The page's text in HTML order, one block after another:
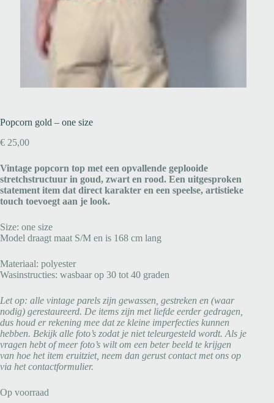
Popcorn gold – one size
€ 25,00
Vintage popcorn top met een opvallende geplooide
stretchstructuur in goud, zwart en rood. Een uitgesproken
statement item dat direct karakter en een speelse, artistieke
touch toevoegt aan je look.
Size: one size
Model draagt maat S/M en is 168 cm lang
Materiaal: polyester
Wasinstructies: wasbaar op 30 tot 40 graden
Let op: alle vintage parels zijn gewassen, gestreken en (waar
nodig) gerestaureerd. De items zijn met liefde eerder gedragen,
dus houd er rekening mee dat ze kleine imperfecties kunnen
hebben. Bekijk alle foto’s zodat je niet teleurgesteld wordt. Als je
vragen hebt of meer foto’s wilt om een beter beeld te krijgen
van hoe het item eruitziet, neem dan gerust contact met ons op
via het contactformulier.
Op voorraad